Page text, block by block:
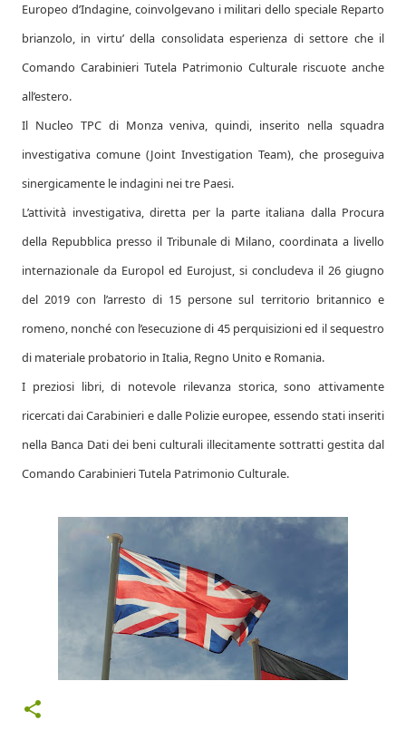
Europeo d’Indagine, coinvolgevano i militari dello speciale Reparto
brianzolo, in virtu’ della consolidata esperienza di settore che il
Comando Carabinieri Tutela Patrimonio Culturale riscuote anche
all’estero.
Il Nucleo TPC di Monza veniva, quindi, inserito nella squadra
investigativa comune (Joint Investigation Team), che proseguiva
sinergicamente le indagini nei tre Paesi.
L’attività investigativa, diretta per la parte italiana dalla Procura
della Repubblica presso il Tribunale di Milano, coordinata a livello
internazionale da Europol ed Eurojust, si concludeva il 26 giugno
del 2019 con l’arresto di 15 persone sul territorio britannico e
romeno, nonché con l’esecuzione di 45 perquisizioni ed il sequestro
di materiale probatorio in Italia, Regno Unito e Romania.
I preziosi libri, di notevole rilevanza storica, sono attivamente
ricercati dai Carabinieri e dalle Polizie europee, essendo stati inseriti
nella Banca Dati dei beni culturali illecitamente sottratti gestita dal
Comando Carabinieri Tutela Patrimonio Culturale.